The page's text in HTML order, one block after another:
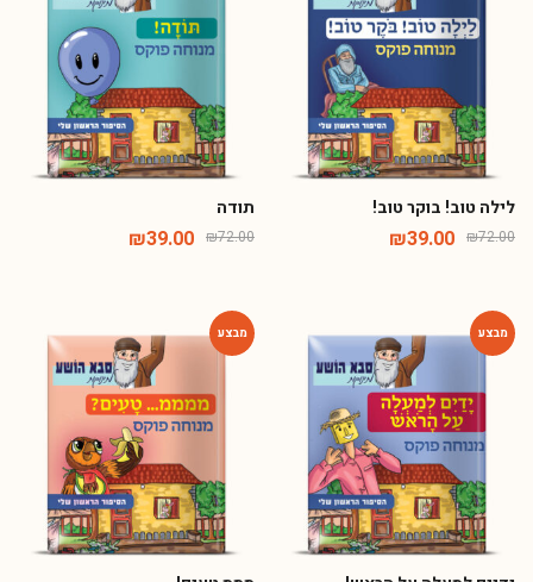
לילה טוב! בוקר טוב!
₪72.00
₪39.00
תודה
₪72.00
₪39.00